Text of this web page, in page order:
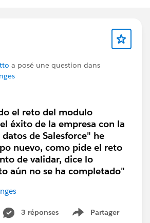
a posé une question dans
el reto del modulo
éxito de la empresa con la
de Salesforce" he
nuevo, como pide el reto
de validar, dice lo
aún no se ha completado"
3 réponses Partager
Show menu